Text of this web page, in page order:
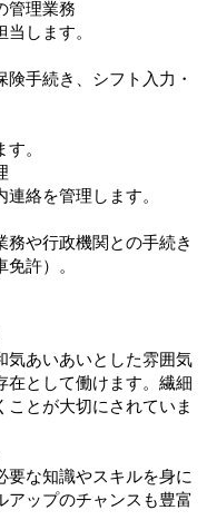
管理業務
します。
手続き、シフト入力・
。
絡を管理します。
や行政機関との手続き
許）。
あいあいとした雰囲気
在として働けます。繊細
ことが大切にされていま
な知識やスキルを身に
アップのチャンスも豊富